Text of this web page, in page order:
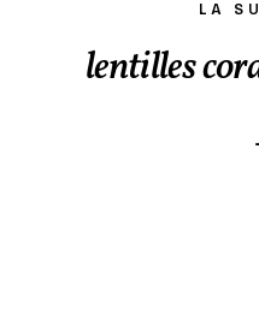
LA
lentilles